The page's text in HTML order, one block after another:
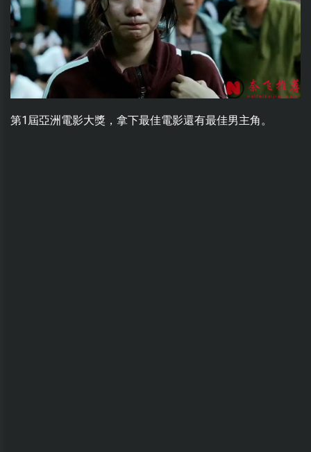
第1屆亞洲電影大獎，拿下最佳電影還有最佳男主角。